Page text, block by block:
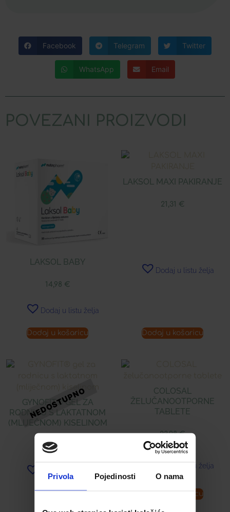
Privola Pojedinosti O nama
Facebook Telegram Twitter
WhatsApp Email
POVEZANI PROIZVODI
LAKSOL BABY
14,98 €
Dodaj u listu želja
Dodaj u košaricu
LAKSOL MAXI PAKIRANJE
21,31 €
Dodaj u listu želja
Dodaj u košaricu
GYNOFIT® GEL ZA
RODNICU S LAKTATNOM
(MLIJEČNOM) KISELINOM
19,90
Dodaj u listu želja
COLOSAL
ŽELUČANOOTPORNE
TABLETE
23,98€
Dodaj u listu želja
Dodaj u košaricu